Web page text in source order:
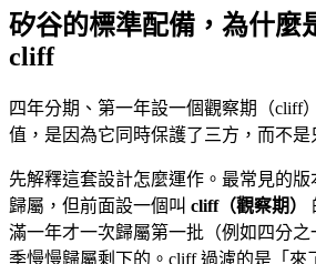
矽谷的標準配備，為什麼
cliff
四年分期、第一年設一個觀察期（cliff
值，是因為它同時保護了三方，而不是
先解釋這套設計怎麼運作。最常見的
歸屬，但前面設一個叫 cliff（觀察期）
滿一年才一次歸屬第一批（例如四分
季慢慢歸屬剩下的。cliff 過濾的是「來